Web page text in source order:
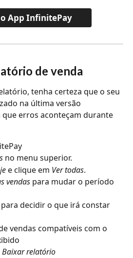
App InfinitePay
de venda
tenha certeza que o seu
na última versão
que erros aconteçam durante
no menu superior.
e clique em Ver todas.
vendas para mudar o período
para decidir o que irá constar
vendas compatíveis com o
Baixar relatório